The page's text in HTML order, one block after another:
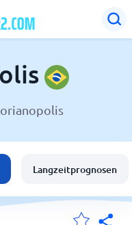
Langzeitprognosen